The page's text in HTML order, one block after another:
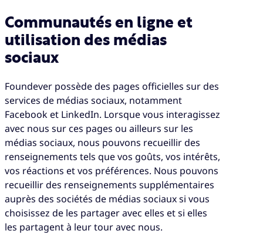
Communautés en ligne et
utilisation des médias
sociaux
Foundever possède des pages officielles sur des
services de médias sociaux, notamment
Facebook et LinkedIn. Lorsque vous interagissez
avec nous sur ces pages ou ailleurs sur les
médias sociaux, nous pouvons recueillir des
renseignements tels que vos goûts, vos intérêts,
vos réactions et vos préférences. Nous pouvons
recueillir des renseignements supplémentaires
auprès des sociétés de médias sociaux si vous
choisissez de les partager avec elles et si elles
les partagent à leur tour avec nous.